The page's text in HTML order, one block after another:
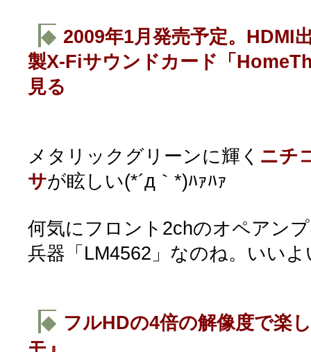
◆ 2009年1月発売予定。HDMI
製X-Fiサウンドカード「
見る
メタリックグリーンに輝く ニチ
サが眩しい(*´д｀*)ﾊｧﾊｧ
何気にフロント2chのオペアン
兵器「LM4562」なのね。いい
◆ フルHDの4倍の解像度で楽
モ』